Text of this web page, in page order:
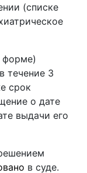
(списке
форме)
течение 3
срок
о дате
выдачи его
в суде.